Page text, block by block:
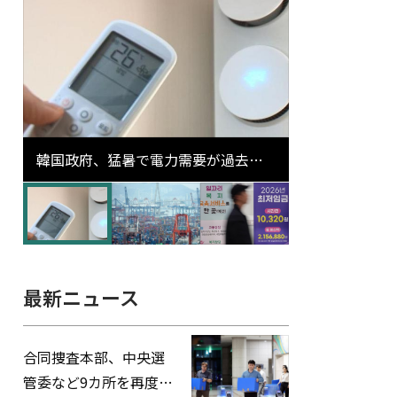
韓国政府、猛暑で電力需要が過去最
高更新の可能性に需給対応体制を点
検
最新ニュース
合同捜査本部、中央選
管委など9カ所を再度家